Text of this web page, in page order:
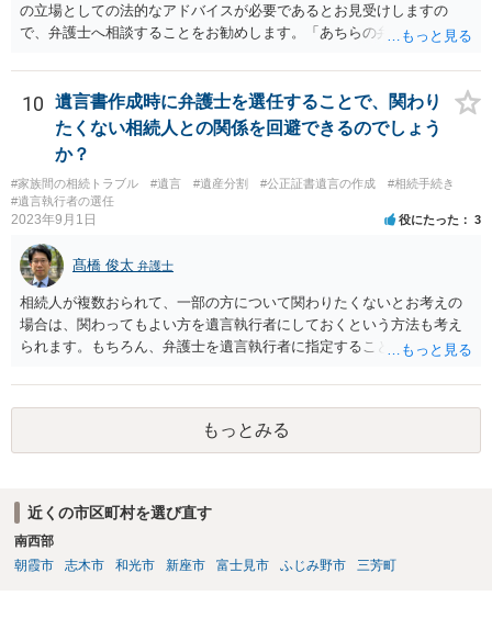
の立場としての法的なアドバイスが必要であるとお見受けしますの
で、弁護士へ相談することをお勧めします。「あちらの弁護士」（元
誘導しかしてこないと思います。
10
遺言書作成時に弁護士を選任することで、関わり
たくない相続人との関係を回避できるのでしょう
か？
#家族間の相続トラブル #遺言 #遺産分割 #公正証書遺言の作成
#相続手続き
#遺言執行者の選任
2023年9月1日 役にたった 3
髙橋 俊太 弁護士
相続人が複数おられて、一部の方について関わりたくないとお考えの
場合は、関わってもよい方を遺言執行者にしておくという方法も考え
られます。もちろん、弁護士を遺言執行者に指定することもできます
方に再委任の権限を付与しておくという方法もあります。 一度、弁護
士に直接ご相談されることをお勧めいたします。
もっとみる
近くの市区町村を選び直す
南西部
朝霞市
志木市 和光市 新座市 富士見市 ふじみ野市 三芳町